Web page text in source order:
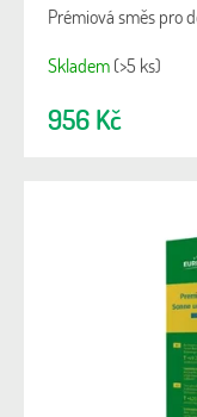
Prémiová směs pro
Skladem(>5 ks)
956 Kč